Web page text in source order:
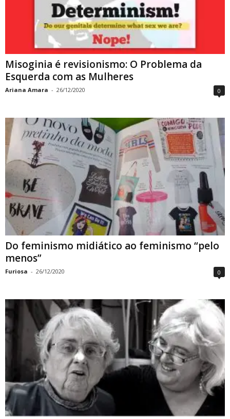
Misoginia é revisionismo: O Problema da
Esquerda com as Mulheres
Ariana Amara - 26/12/2020 0
Do feminismo midiático ao feminismo “pelo
menos”
Furiosa - 26/12/2020 0